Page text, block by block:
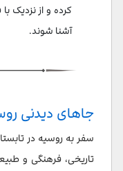
کرده و از نزدیک
آشنا شوند.
جاهای دیدنی
سفر به روسیه در
تاریخی، فرهنگی و